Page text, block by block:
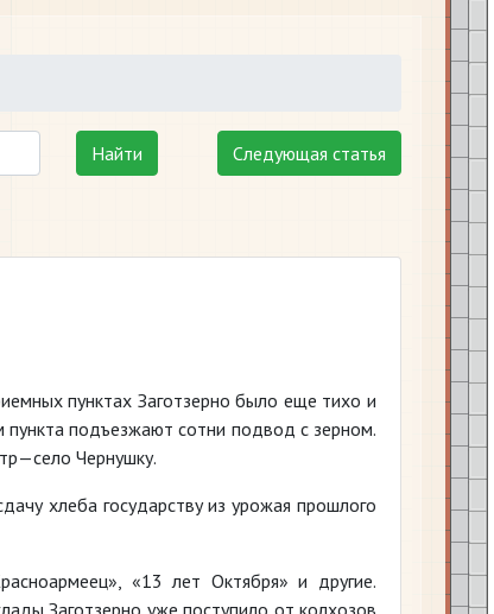
Найти Следующая статья
пунктах Заготзерно было еще тихо и
пункта подъезжают сотни подвод с зерном.
Чернушку.
хлеба государству из урожая прошлого
«13 лет Октября» и другие.
Заготзерно уже поступило от колхозов